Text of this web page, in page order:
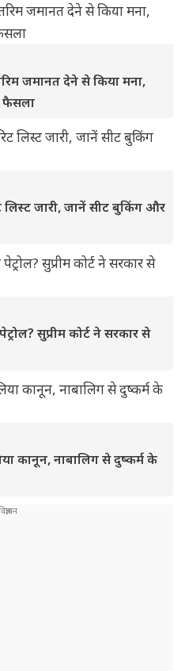
जमानत देने से किया मना,
फैसला
लिस्ट जारी, जानें सीट बुकिंग और
सुप्रीम कोर्ट ने सरकार से
कानून, नाबालिग से दुष्कर्म के